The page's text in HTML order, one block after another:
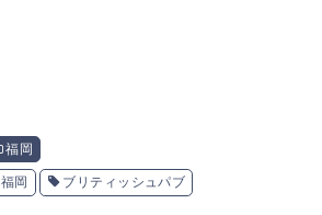
福岡
福岡 ブリティッシュパブ